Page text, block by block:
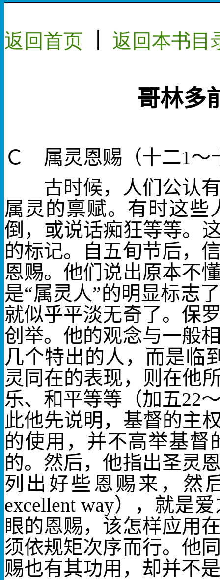
返回首页 返回本书目
哥林多
Ｃ 属灵恩赐（十二1～
古时候，人们公认有
属灵的禀赋。有时这些
倒，或说话痴狂等等。
的标记。自五旬节后，
恩赐。他们说出原本不
是“属灵人”的明显标志
就似乎平淡无奇了。保
创举。他的观念与一般
几个特出的人，而是临
灵同在的表现，则在他
乐、和平等等（加五22
此他先说明，基督的主
的使用，并不高举基督
的。然后，他指出圣灵
列出好些恩赐来，然
excellent way），就是
眼的恩赐，该怎样应用
须依规矩次序而行。他
赐也有其功用，却并不